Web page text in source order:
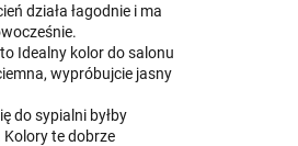
działa łagodnie i ma
Idealny kolor do salonu
wypróbujcie jasny
do sypialni byłby
Kolory te dobrze